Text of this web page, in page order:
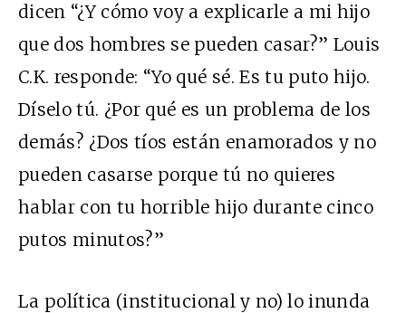
dicen “¿Y cómo voy a explicarle a mi hijo
que dos hombres se pueden casar?” Louis
C.K. responde: “Yo qué sé. Es tu puto hijo.
Díselo tú. ¿Por qué es un problema de los
demás? ¿Dos tíos están enamorados y no
pueden casarse porque tú no quieres
hablar con tu horrible hijo durante cinco
putos minutos?”
La política (institucional y no) lo inunda